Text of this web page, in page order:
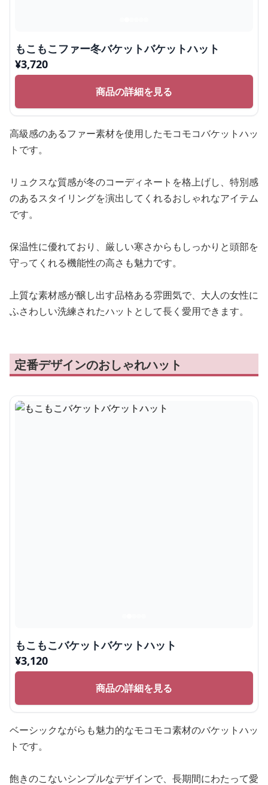
もこもこファー冬バケットバケットハット
¥3,720
商品の詳細を見る
高級感のあるファー素材を使用したモコモコバケットハッ
トです。
リュクスな質感が冬のコーディネートを格上げし、特別感
のあるスタイリングを演出してくれるおしゃれなアイテム
です。
保温性に優れており、厳しい寒さからもしっかりと頭部を
守ってくれる機能性の高さも魅力です。
上質な素材感が醸し出す品格ある雰囲気で、大人の女性に
ふさわしい洗練されたハットとして長く愛用できます。
定番デザインのおしゃれハット
もこもこバケットバケットハット
¥3,120
商品の詳細を見る
ベーシックながらも魅力的なモコモコ素材のバケットハッ
トです。
飽きのこないシンプルなデザインで、長期間にわたって愛